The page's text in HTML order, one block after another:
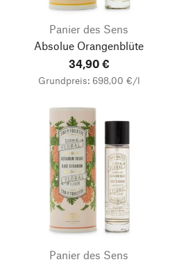
Panier des Sens
Absolue Orangenblüte
34,90 €
Grundpreis: 698,00 €/l
Panier des Sens